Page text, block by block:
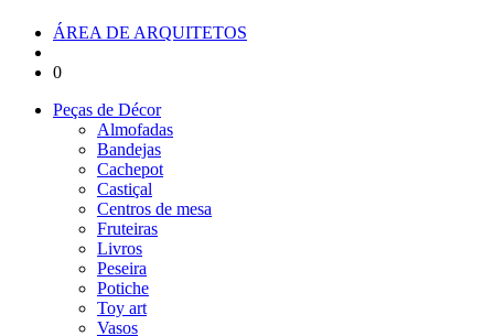
ÁREA DE ARQUITETOS
0
Peças de Décor
Almofadas
Bandejas
Cachepot
Castiçal
Centros de mesa
Fruteiras
Livros
Peseira
Potiche
Toy art
Vasos